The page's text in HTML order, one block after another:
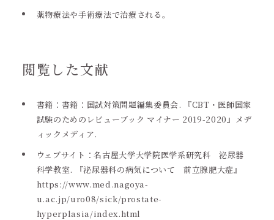
薬物療法や手術療法で治療される。
閲覧した文献
書籍：書‌‌‌籍‌‌‌：‌‌‌国‌‌‌試‌‌‌対‌‌‌策‌‌‌問‌‌‌題‌‌‌編‌‌‌集‌‌‌委‌‌‌員‌‌‌会.‌‌‌ ‌‌‌『‌‌CBT‌‌・‌‌‌医‌‌‌師‌‌‌国‌‌‌家‌‌‌
試‌‌‌験‌‌‌の‌‌‌た‌‌‌め‌‌‌の‌‌‌レ‌‌‌ビュー‌‌‌ブッ‌‌‌ク‌‌‌ ‌‌‌マ‌‌‌イ‌‌‌ナー‌‌‌ ‌‌2019-2020‌‌』‌‌‌メ‌‌‌デ
ィッ‌‌‌ク‌‌‌メ‌‌‌ディ‌‌‌ア.‌‌‌
ウェブサイト：名古屋大学大学院医学系研究科 泌尿器
科学教室. 『泌尿器科の病気について 前立腺肥大症』
https://www.med.nagoya-
u.ac.jp/uro08/sick/prostate-
hyperplasia/index.html